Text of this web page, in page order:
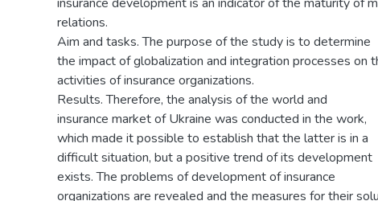
relations.
Aim and tasks. The purpose of the study is to determine
the impact of globalization and integration processes on
activities of insurance organizations.
Results. Therefore, the analysis of the world and
insurance market of Ukraine was conducted in the work,
which made it possible to establish that the latter is in a
difficult situation, but a positive trend of its development
exists. The problems of development of insurance
organizations are revealed and the measures for their